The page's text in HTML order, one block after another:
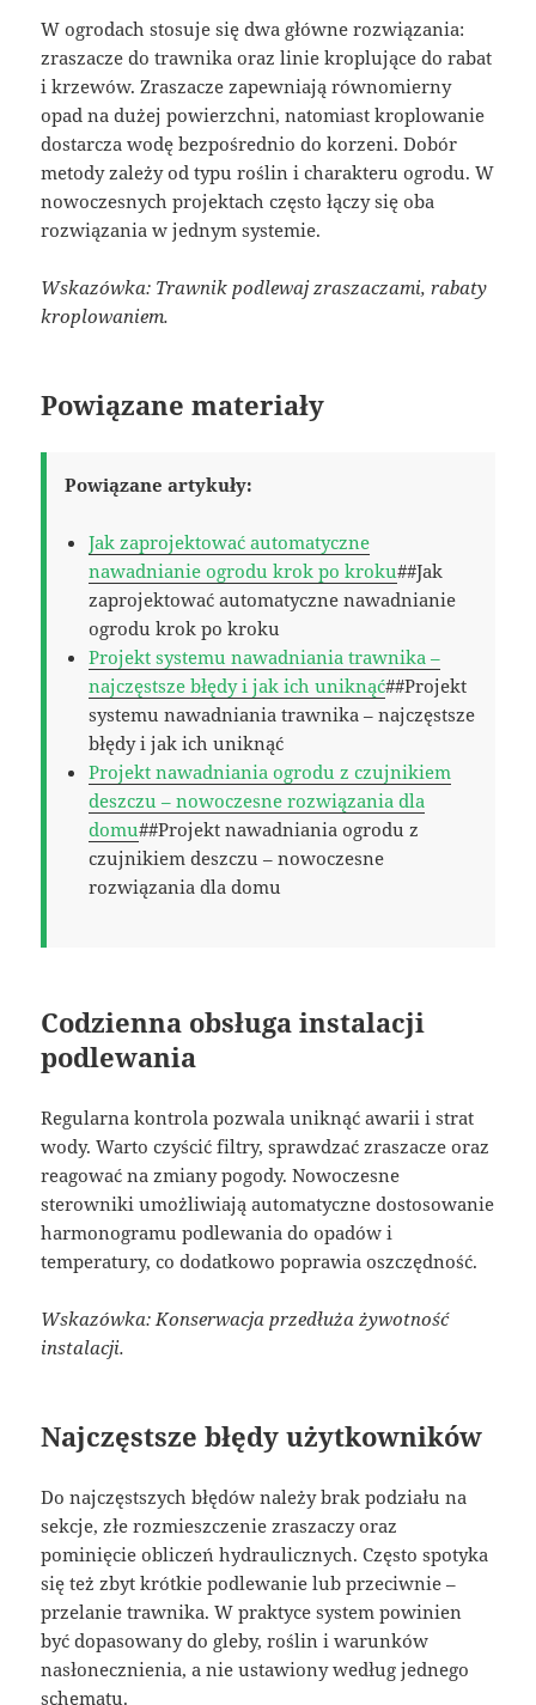
W ogrodach stosuje się dwa główne rozwiązania:
zraszacze do trawnika oraz linie kroplujące do rabat
i krzewów. Zraszacze zapewniają równomierny
opad na dużej powierzchni, natomiast kroplowanie
dostarcza wodę bezpośrednio do korzeni. Dobór
metody zależy od typu roślin i charakteru ogrodu. W
nowoczesnych projektach często łączy się oba
rozwiązania w jednym systemie.
Wskazówka: Trawnik podlewaj zraszaczami, rabaty
kroplowaniem.
Powiązane materiały
Powiązane artykuły:
Jak zaprojektować automatyczne
nawadnianie ogrodu krok po kroku##Jak
zaprojektować automatyczne nawadnianie
ogrodu krok po kroku
Projekt systemu nawadniania trawnika –
najczęstsze błędy i jak ich uniknąć##Projekt
systemu nawadniania trawnika – najczęstsze
błędy i jak ich uniknąć
Projekt nawadniania ogrodu z czujnikiem
deszczu – nowoczesne rozwiązania dla
domu##Projekt nawadniania ogrodu z
czujnikiem deszczu – nowoczesne
rozwiązania dla domu
Codzienna obsługa instalacji
podlewania
Regularna kontrola pozwala uniknąć awarii i strat
wody. Warto czyścić filtry, sprawdzać zraszacze oraz
reagować na zmiany pogody. Nowoczesne
sterowniki umożliwiają automatyczne dostosowanie
harmonogramu podlewania do opadów i
temperatury, co dodatkowo poprawia oszczędność.
Wskazówka: Konserwacja przedłuża żywotność
instalacji.
Najczęstsze błędy użytkowników
Do najczęstszych błędów należy brak podziału na
sekcje, złe rozmieszczenie zraszaczy oraz
pominięcie obliczeń hydraulicznych. Często spotyka
się też zbyt krótkie podlewanie lub przeciwnie –
przelanie trawnika. W praktyce system powinien
być dopasowany do gleby, roślin i warunków
nasłonecznienia, a nie ustawiony według jednego
schematu.